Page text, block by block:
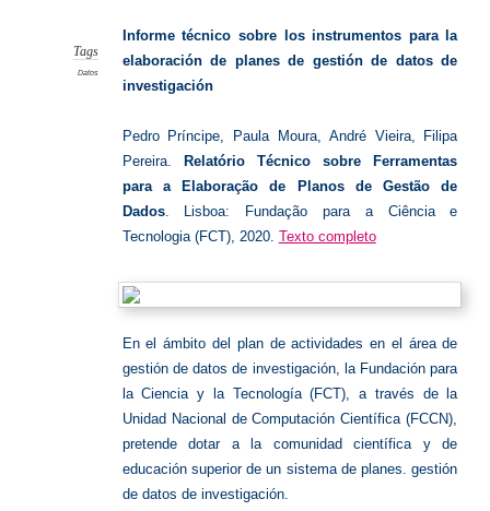
Tags
Datos
Informe técnico sobre los instrumentos para la
elaboración de planes de gestión de datos de
investigación
Pedro Príncipe, Paula Moura, André Vieira, Filipa
Pereira.
Relatório Técnico sobre Ferramentas
para a Elaboração de Planos de Gestão de
Dados. Lisboa: Fundação para a Ciência e
Tecnologia (FCT), 2020. Texto completo
En el ámbito del plan de actividades en el área de
gestión de datos de investigación, la Fundación para
la Ciencia y la Tecnología (FCT), a través de la
Unidad Nacional de Computación Científica (FCCN),
pretende dotar a la comunidad científica y de
educación superior de un sistema de planes. gestión
de datos de investigación.